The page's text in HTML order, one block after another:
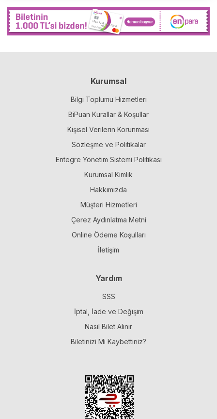
Kurumsal
Bilgi Toplumu Hizmetleri
BiPuan Kurallar & Koşullar
Kişisel Verilerin Korunması
Sözleşme ve Politikalar
Entegre Yönetim Sistemi Politikası
Kurumsal Kimlik
Hakkımızda
Müşteri Hizmetleri
Çerez Aydınlatma Metni
Online Ödeme Koşulları
İletişim
Yardım
SSS
İptal, İade ve Değişim
Nasıl Bilet Alınır
Biletinizi Mi Kaybettiniz?